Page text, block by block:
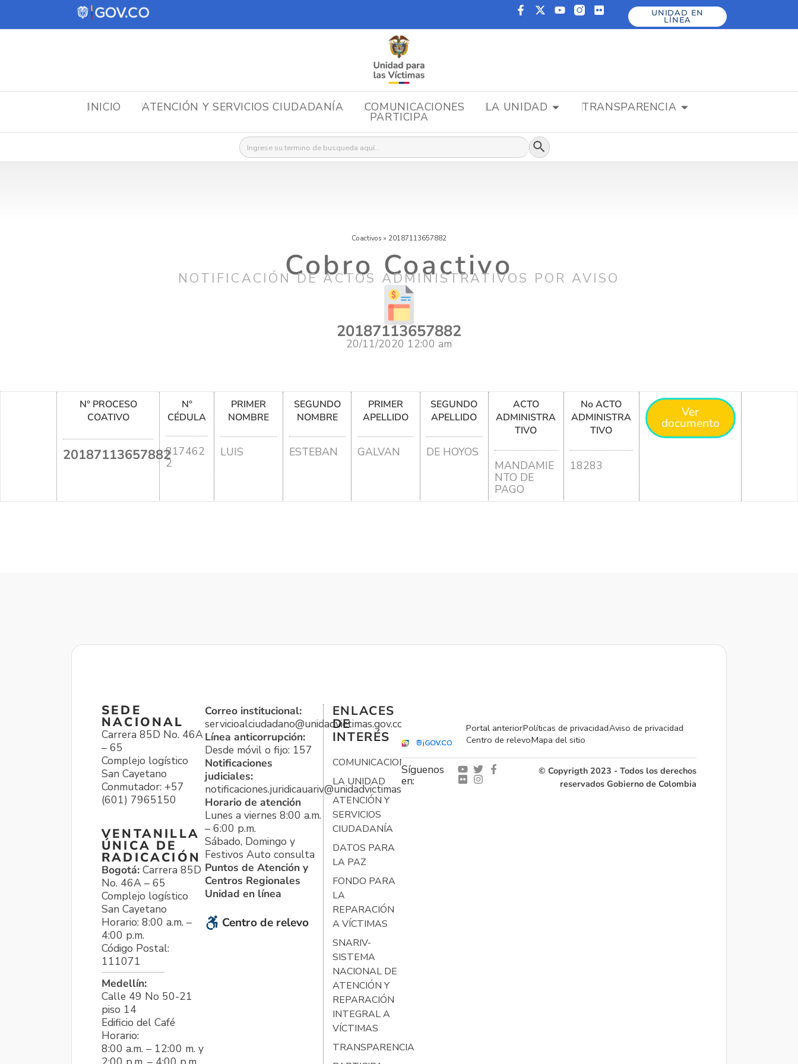
UNIDAD EN
LÍNEA
INICIO ATENCIÓN Y SERVICIOS CIUDADANÍA COMUNICACIONES LA UNIDAD TRANSPARENCIA
PARTICIPA
Buscar: Botón de búsqueda
Coactivos » 20187113657882
Cobro Coactivo
NOTIFICACIÓN DE ACTOS ADMINISTRATIVOS POR AVISO
20187113657882
20/11/2020 12:00 am
N° PROCESO
COATIVO
20187113657882
N°
CÉDULA
817462
2
PRIMER
NOMBRE
LUIS
SEGUNDO
NOMBRE
ESTEBAN
PRIMER
APELLIDO
GALVAN
SEGUNDO
APELLIDO
DE HOYOS
ACTO
ADMINISTRA
TIVO
MANDAMIE
NTO DE
PAGO
No ACTO
ADMINISTRA
TIVO
18283
Ver
documento
SEDE
NACIONAL
Carrera 85D No. 46A
– 65
Complejo logístico
San Cayetano
Conmutador: +57
(601) 7965150
VENTANILLA
ÚNICA DE
RADICACIÓN
Bogotá: Carrera 85D
No. 46A – 65
Complejo logístico
San Cayetano
Horario: 8:00 a.m. –
4:00 p.m.
Código Postal:
111071
Medellín:
Calle 49 No 50-21
piso 14
Edificio del Café
Horario:
8:00 a.m. – 12:00 m. y
Correo institucional:
servicioalciudadano@unidadvictimas.gov.co
Línea anticorrupción:
Desde móvil o fijo: 157
Notificaciones
judiciales:
notificaciones.juridicauariv@unidadvictimas.gov.co
Horario de atención
Lunes a viernes 8:00 a.m.
– 6:00 p.m.
Sábado, Domingo y
Festivos Auto consulta
Puntos de Atención y
Centros Regionales
Unidad en línea
Centro de relevo
ENLACES
DE
INTERÉS
COMUNICACIONES
LA UNIDAD
ATENCIÓN Y
SERVICIOS
CIUDADANÍA
DATOS PARA
LA PAZ
FONDO PARA
LA
REPARACIÓN
A VÍCTIMAS
SNARIV-
SISTEMA
NACIONAL DE
ATENCIÓN Y
REPARACIÓN
INTEGRAL A
VÍCTIMAS
TRANSPARENCIA
Portal anteriorPolíticas de privacidadAviso de privacidad
Centro de relevoMapa del sitio
Síguenos
en:
© Copyrigth 2023 - Todos los derechos
reservados Gobierno de Colombia